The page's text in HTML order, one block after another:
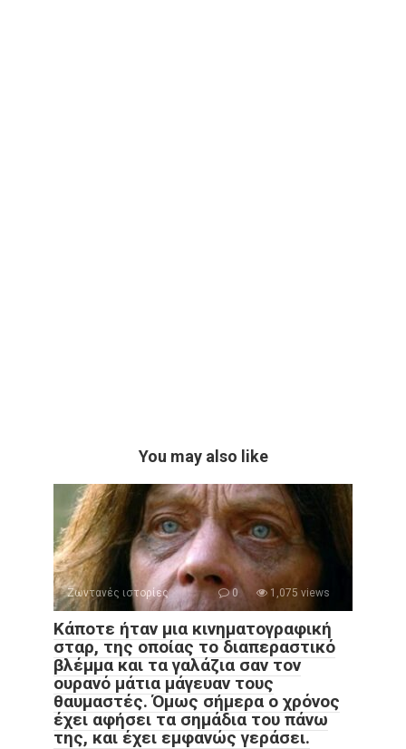
You may also like
Ζωντανές ιστορίες 0 1,075 views
Κάποτε ήταν μια κινηματογραφική
σταρ, της οποίας το διαπεραστικό
βλέμμα και τα γαλάζια σαν τον
ουρανό μάτια μάγευαν τους
θαυμαστές. Όμως σήμερα ο χρόνος
έχει αφήσει τα σημάδια του πάνω
της, και έχει εμφανώς γεράσει.